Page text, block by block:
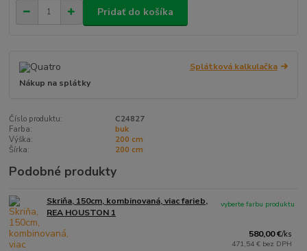
Pridať do košíka
Splátková kalkulačka
Nákup na splátky
Číslo produktu:
C24827
Farba:
buk
Výška:
200 cm
Šírka:
200 cm
Podobné produkty
Skriňa, 150cm, kombinovaná, viac farieb,
REA HOUSTON 1
580,00 €/ks
471,54 € bez DPH
vyberte farbu produktu